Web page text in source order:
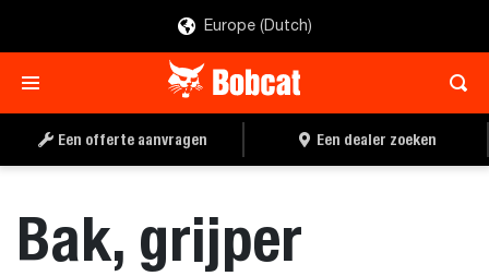
Europe (Dutch)
Een offerte aanvragen Een dealer zoeken
Bak, grijper
OFFERTE AANVRAGEN EEN DEALER ZOEKEN